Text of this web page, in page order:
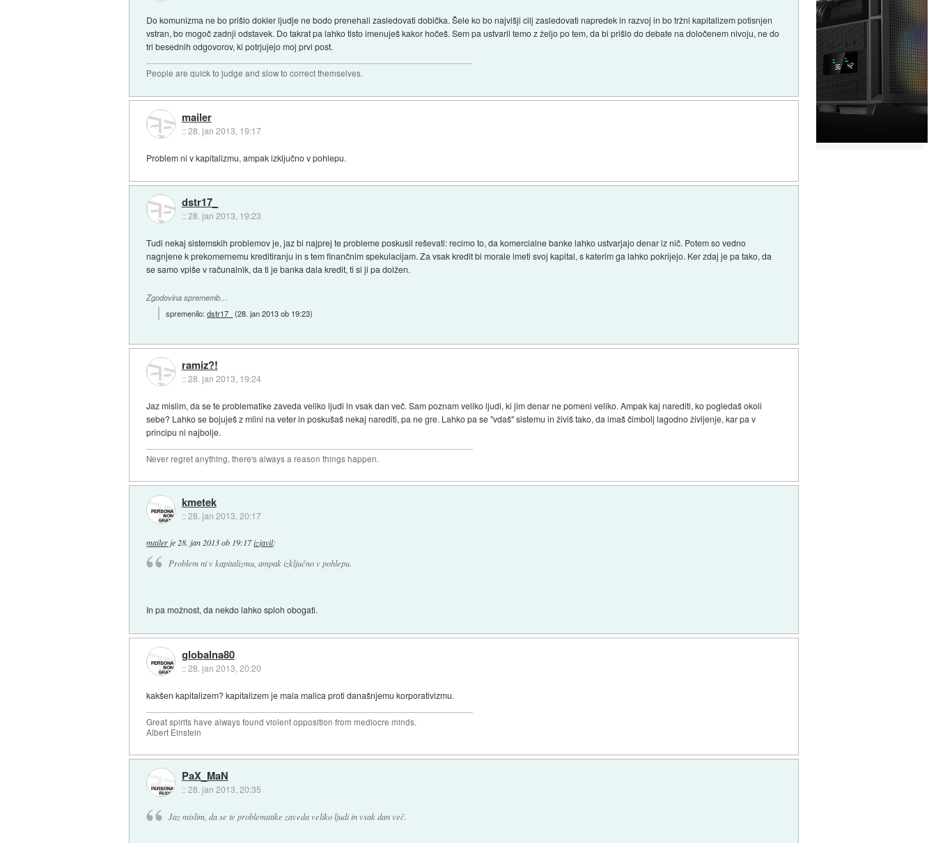
Do komunizma ne bo prišlo dokler ljudje ne bodo prenehali zasledovati dobička. Šele ko bo najvišji cilj zasledovati napredek in razvoj in bo tržni kapitalizem potisnjen
vstran, bo mogoč zadnji odstavek. Do takrat pa lahko tisto imenuješ kakor hočeš. Sem pa ustvaril temo z željo po tem, da bi prišlo do debate na določenem nivoju, ne do
tri besednih odgovorov, ki potrjujejo moj prvi post.
People are quick to judge and slow to correct themselves.
mailer
::28. jan 2013, 19:17
Problem ni v kapitalizmu, ampak izključno v pohlepu.
dstr17_
::28. jan 2013, 19:23
Tudi nekaj sistemskih problemov je, jaz bi najprej te probleme poskusil reševati: recimo to, da komercialne banke lahko ustvarjajo denar iz nič. Potem so vedno
nagnjene k prekomernemu kreditiranju in s tem finančnim spekulacijam. Za vsak kredit bi morale imeti svoj kapital, s katerim ga lahko pokrijejo. Ker zdaj je pa tako, da
se samo vpiše v računalnik, da ti je banka dala kredit, ti si ji pa dolžen.
Zgodovina sprememb…
spremenilo:dstr17_ (28. jan 2013 ob 19:23)
ramiz?!
::28. jan 2013, 19:24
Jaz mislim, da se te problematike zaveda veliko ljudi in vsak dan več. Sam poznam veliko ljudi, ki jim denar ne pomeni veliko. Ampak kaj narediti, ko pogledaš okoli
sebe? Lahko se bojuješ z mlini na veter in poskušaš nekaj narediti, pa ne gre. Lahko pa se "vdaš" sistemu in živiš tako, da imaš čimbolj lagodno življenje, kar pa v
principu ni najbolje.
Never regret anything, there's always a reason things happen.
kmetek
::28. jan 2013, 20:17
mailer je 28. jan 2013 ob 19:17izjavil:
Problem ni v kapitalizmu, ampak izključno v pohlepu.
In pa možnost, da nekdo lahko sploh obogati.
globalna80
::28. jan 2013, 20:20
kakšen kapitalizem? kapitalizem je mala malica proti današnjemu korporativizmu.
Great spirits have always found violent opposition from mediocre minds.
Albert Einstein
PaX_MaN
::28. jan 2013, 20:35
Jaz mislim, da se te problematike zaveda veliko ljudi in vsak dan več.